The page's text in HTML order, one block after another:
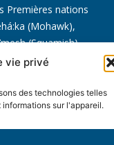
vie privé
des technologies telles
sur l'appareil.
Premières nations
(Mohawk),
(Squamish),
(Tsleil Waututh) et